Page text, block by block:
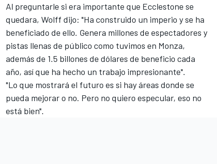
Al preguntarle si era importante que Ecclestone se
quedara, Wolff dijo: "Ha construido un imperio y se ha
beneficiado de ello. Genera millones de espectadores y
pistas llenas de público como tuvimos en Monza,
además de 1.5 billones de dólares de beneficio cada
año, así que ha hecho un trabajo impresionante".
"Lo que mostrará el futuro es si hay áreas donde se
pueda mejorar o no. Pero no quiero especular, eso no
está bien".